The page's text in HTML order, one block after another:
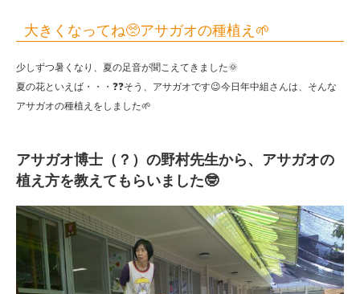
恩
保
育
大きくなってね🥺アサガオの種植え🌱
少しずつ暑くなり、夏の足音が聞こえてきました🌞
夏の花といえば・・・❓❓そう、アサガオです😉今日年中組さんは、そんな
アサガオの種植えをしました🌱
アサガオ博士（？）の野村先生から、アサガオの
植え方を教えてもらいました🤓